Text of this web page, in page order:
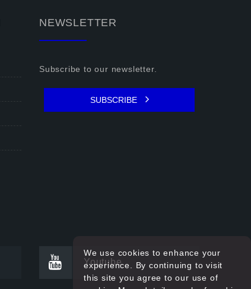
NEWSLETTER
Subscribe to our newsletter.
SUBSCRIBE
Youtube
We use cookies to enhance your
experience. By continuing to visit
this site you agree to our use of